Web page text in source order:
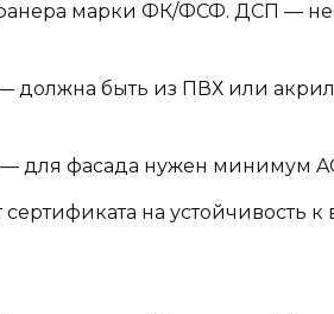
марки ФК/ФСФ. ДСП — не
должна быть из ПВХ или
— для фасада нужен минимум
на устойчивость